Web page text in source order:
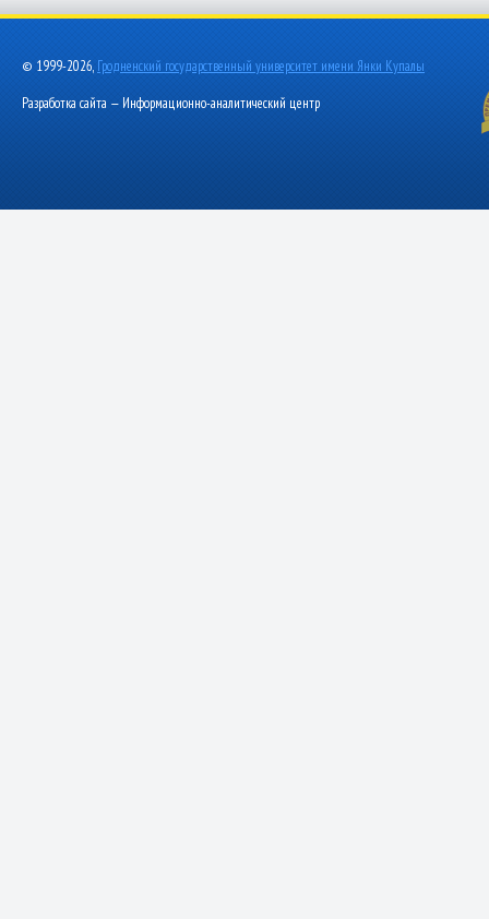
© 1999-2026, Гродненский государственный университет имени Янки Купалы
Разработка сайта — Информационно-аналитический центр